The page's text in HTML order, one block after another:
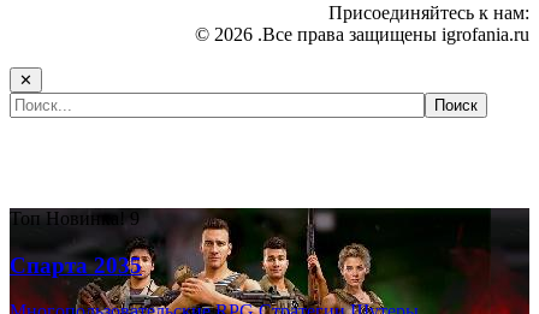
Присоединяйтесь к нам:
© 2026 .Все права защищены igrofania.ru
✕
Топ Новинка! 9
Спарта 2035